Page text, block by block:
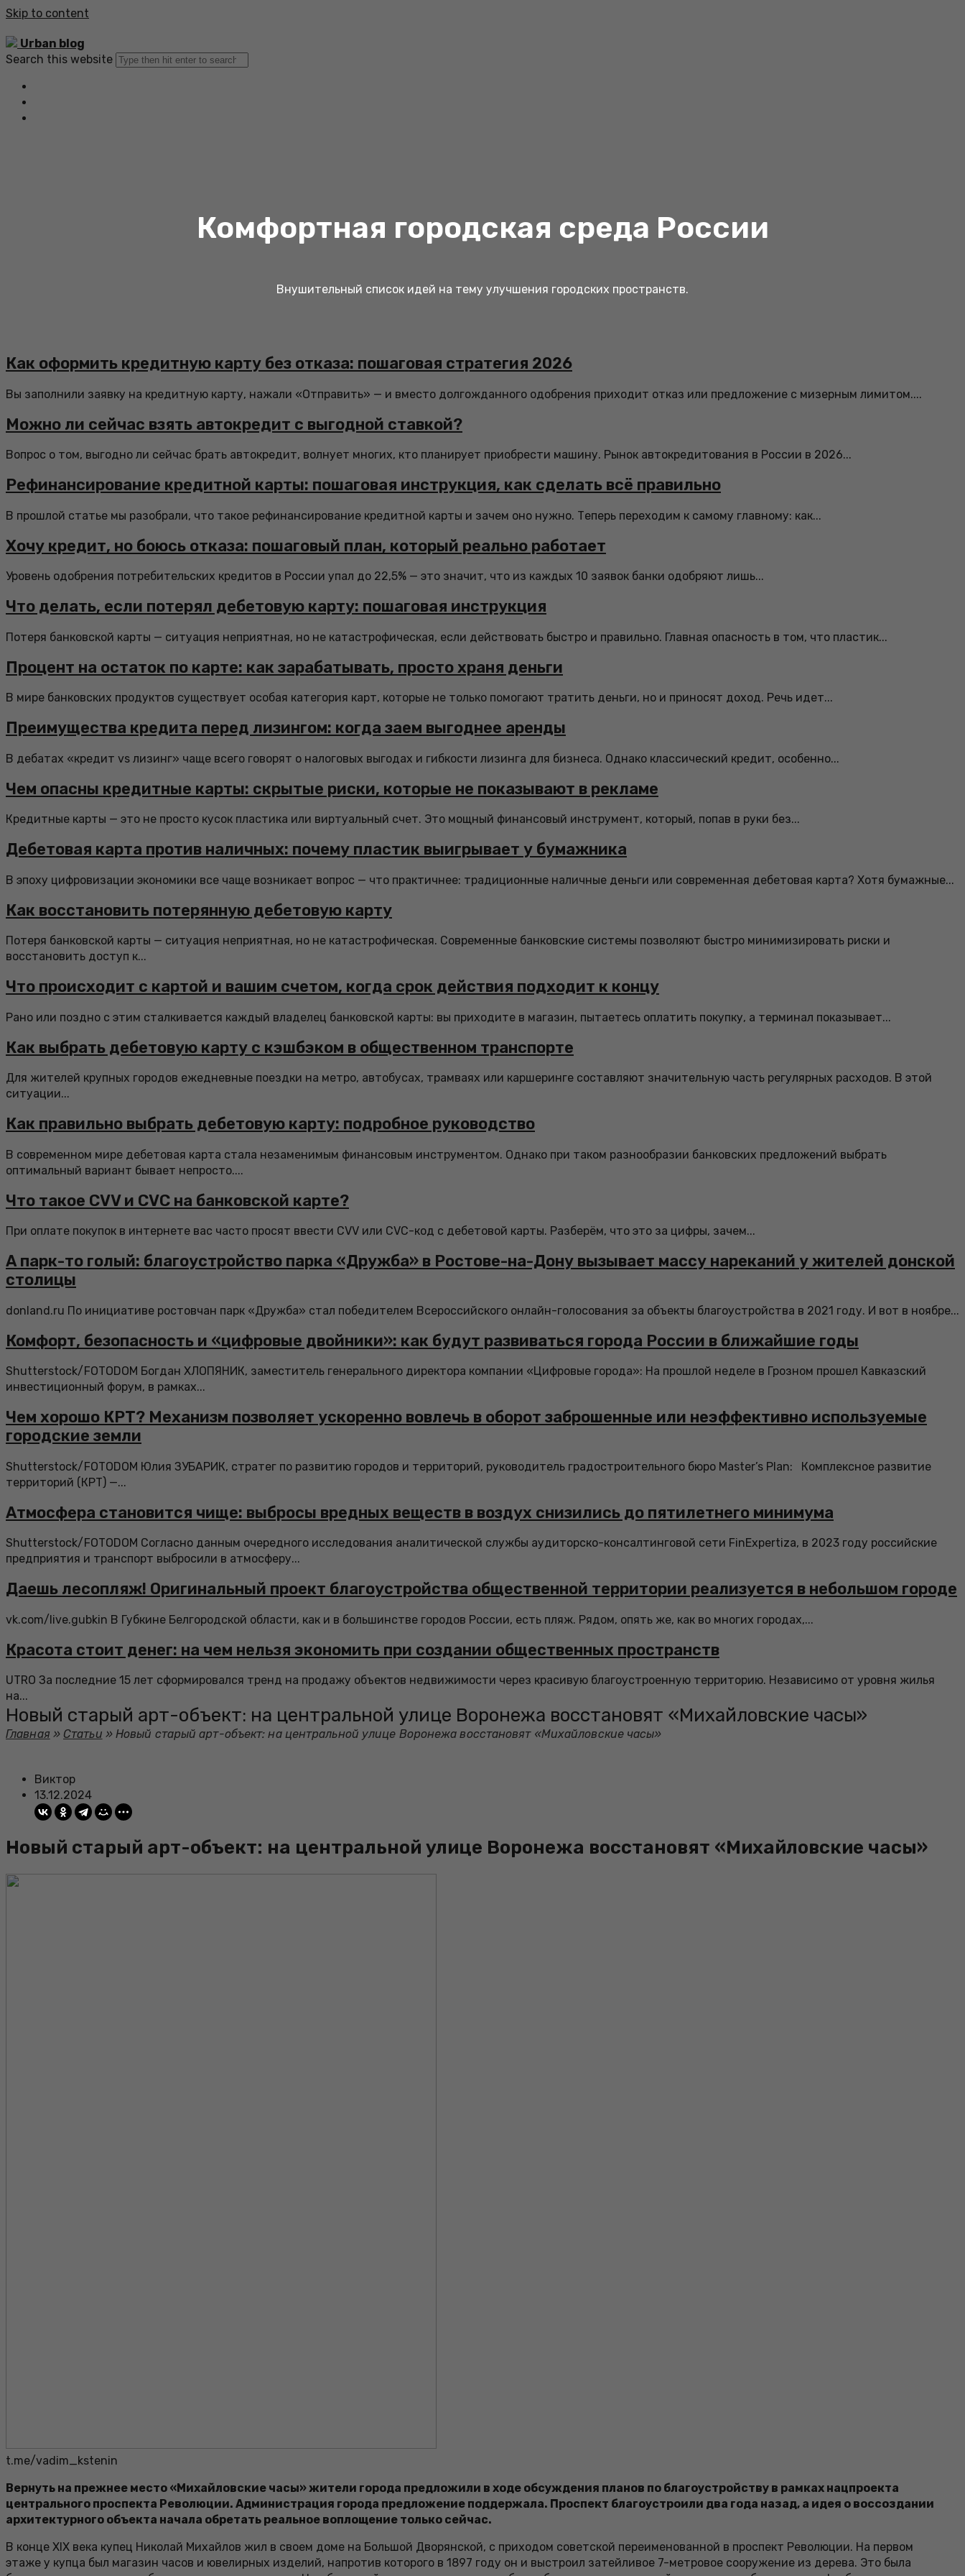
Skip to content
Urban blog
Search this website
Комфортная городская среда России
Внушительный список идей на тему улучшения городских пространств.
Как оформить кредитную карту без отказа: пошаговая стратегия 2026
Вы заполнили заявку на кредитную карту, нажали «Отправить» — и вместо долгожданного одобрения приходит отказ или предложение с мизерным лимитом....
Можно ли сейчас взять автокредит с выгодной ставкой?
Вопрос о том, выгодно ли сейчас брать автокредит, волнует многих, кто планирует приобрести машину. Рынок автокредитования в России в 2026...
Рефинансирование кредитной карты: пошаговая инструкция, как сделать всё правильно
В прошлой статье мы разобрали, что такое рефинансирование кредитной карты и зачем оно нужно. Теперь переходим к самому главному: как...
Хочу кредит, но боюсь отказа: пошаговый план, который реально работает
Уровень одобрения потребительских кредитов в России упал до 22,5% — это значит, что из каждых 10 заявок банки одобряют лишь...
Что делать, если потерял дебетовую карту: пошаговая инструкция
Потеря банковской карты — ситуация неприятная, но не катастрофическая, если действовать быстро и правильно. Главная опасность в том, что пластик...
Процент на остаток по карте: как зарабатывать, просто храня деньги
В мире банковских продуктов существует особая категория карт, которые не только помогают тратить деньги, но и приносят доход. Речь идет...
Преимущества кредита перед лизингом: когда заем выгоднее аренды
В дебатах «кредит vs лизинг» чаще всего говорят о налоговых выгодах и гибкости лизинга для бизнеса. Однако классический кредит, особенно...
Чем опасны кредитные карты: скрытые риски, которые не показывают в рекламе
Кредитные карты — это не просто кусок пластика или виртуальный счет. Это мощный финансовый инструмент, который, попав в руки без...
Дебетовая карта против наличных: почему пластик выигрывает у бумажника
В эпоху цифровизации экономики все чаще возникает вопрос — что практичнее: традиционные наличные деньги или современная дебетовая карта? Хотя бумажные...
Как восстановить потерянную дебетовую карту
Потеря банковской карты — ситуация неприятная, но не катастрофическая. Современные банковские системы позволяют быстро минимизировать риски и
восстановить доступ к...
Что происходит с картой и вашим счетом, когда срок действия подходит к концу
Рано или поздно с этим сталкивается каждый владелец банковской карты: вы приходите в магазин, пытаетесь оплатить покупку, а терминал показывает...
Как выбрать дебетовую карту с кэшбэком в общественном транспорте
Для жителей крупных городов ежедневные поездки на метро, автобусах, трамваях или каршеринге составляют значительную часть регулярных расходов. В этой
ситуации...
Как правильно выбрать дебетовую карту: подробное руководство
В современном мире дебетовая карта стала незаменимым финансовым инструментом. Однако при таком разнообразии банковских предложений выбрать
оптимальный вариант бывает непросто....
Что такое CVV и CVC на банковской карте?
При оплате покупок в интернете вас часто просят ввести CVV или CVC-код с дебетовой карты. Разберём, что это за цифры, зачем...
А парк-то голый: благоустройство парка «Дружба» в Ростове-на-Дону вызывает массу нареканий у жителей донской
столицы
donland.ru По инициативе ростовчан парк «Дружба» стал победителем Всероссийского онлайн-голосования за объекты благоустройства в 2021 году. И вот в ноябре...
Комфорт, безопасность и «цифровые двойники»: как будут развиваться города России в ближайшие годы
Shutterstock/FOTODOM Богдан ХЛОПЯНИК, заместитель генерального директора компании «Цифровые города»: На прошлой неделе в Грозном прошел Кавказский
инвестиционный форум, в рамках...
Чем хорошо КРТ? Механизм позволяет ускоренно вовлечь в оборот заброшенные или неэффективно используемые
городские земли
Shutterstock/FOTODOM Юлия ЗУБАРИК, стратег по развитию городов и территорий, руководитель градостроительного бюро Master’s Plan: Комплексное развитие
территорий (КРТ) —...
Атмосфера становится чище: выбросы вредных веществ в воздух снизились до пятилетнего минимума
Shutterstock/FOTODOM Согласно данным очередного исследования аналитической службы аудиторско-консалтинговой сети FinExpertiza, в 2023 году российские
предприятия и транспорт выбросили в атмосферу...
Даешь лесопляж! Оригинальный проект благоустройства общественной территории реализуется в небольшом городе
vk.com/live.gubkin В Губкине Белгородской области, как и в большинстве городов России, есть пляж. Рядом, опять же, как во многих городах,...
Красота стоит денег: на чем нельзя экономить при создании общественных пространств
UTRO За последние 15 лет сформировался тренд на продажу объектов недвижимости через красивую благоустроенную территорию. Независимо от уровня жилья
на...
Новый старый арт-объект: на центральной улице Воронежа восстановят «Михайловские часы»
Главная » Статьи » Новый старый арт-объект: на центральной улице Воронежа восстановят «Михайловские часы»
Виктор
13.12.2024
Новый старый арт-объект: на центральной улице Воронежа восстановят «Михайловские часы»
t.me/vadim_kstenin
Вернуть на прежнее место «Михайловские часы» жители города предложили в ходе обсуждения планов по благоустройству в рамках нацпроекта
центрального проспекта Революции. Администрация города предложение поддержала. Проспект благоустроили два года назад, а идея о воссоздании
архитектурного объекта начала обретать реальное воплощение только сейчас.
В конце XIX века купец Николай Михайлов жил в своем доме на Большой Дворянской, с приходом советской переименованной в проспект Революции. На первом
этаже у купца был магазин часов и ювелирных изделий, напротив которого в 1897 году он и выстроил затейливое 7-метровое сооружение из дерева. Это была